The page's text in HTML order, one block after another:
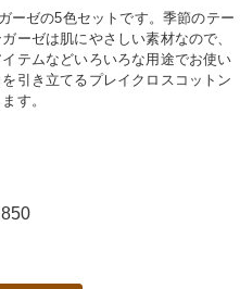
ーゼの5色セットです。季節のテー
ーゼは肌にやさしい素材なので、
テムなどいろいろな用途でお使い
引き立てるプレイクロスコットン
す。